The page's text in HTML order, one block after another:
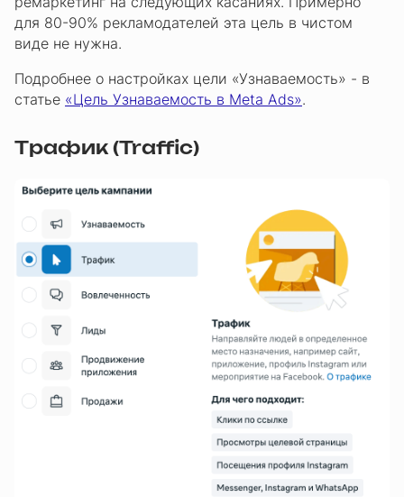
для 80-90% рекламодателей эта цель в чистом
виде не нужна.
Подробнее о настройках цели «Узнаваемость» - в
статье «Цель Узнаваемость в Meta Ads».
Трафик (Traffic)